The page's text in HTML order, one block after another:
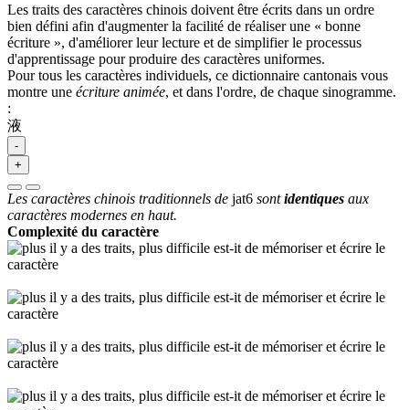
Les traits des caractères chinois doivent être écrits dans un ordre
bien défini afin d'augmenter la facilité de réaliser une « bonne
écriture », d'améliorer leur lecture et de simplifier le processus
d'apprentissage pour produire des caractères uniformes.
Pour tous les caractères individuels, ce dictionnaire cantonais vous
montre une écriture animée, et dans l'ordre, de chaque sinogramme.
:
液
-
+
Les caractères chinois traditionnels de jat6 sontidentiques aux
caractères modernes en haut.
Complexité du caractère